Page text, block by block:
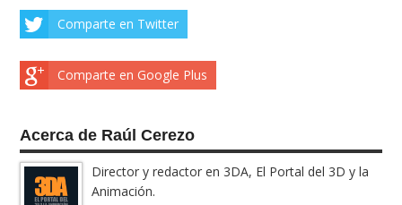
Comparte en Twitter
Comparte en Google Plus
Acerca de Raúl Cerezo
Director y redactor en 3DA, El Portal del 3D y la
Animación.